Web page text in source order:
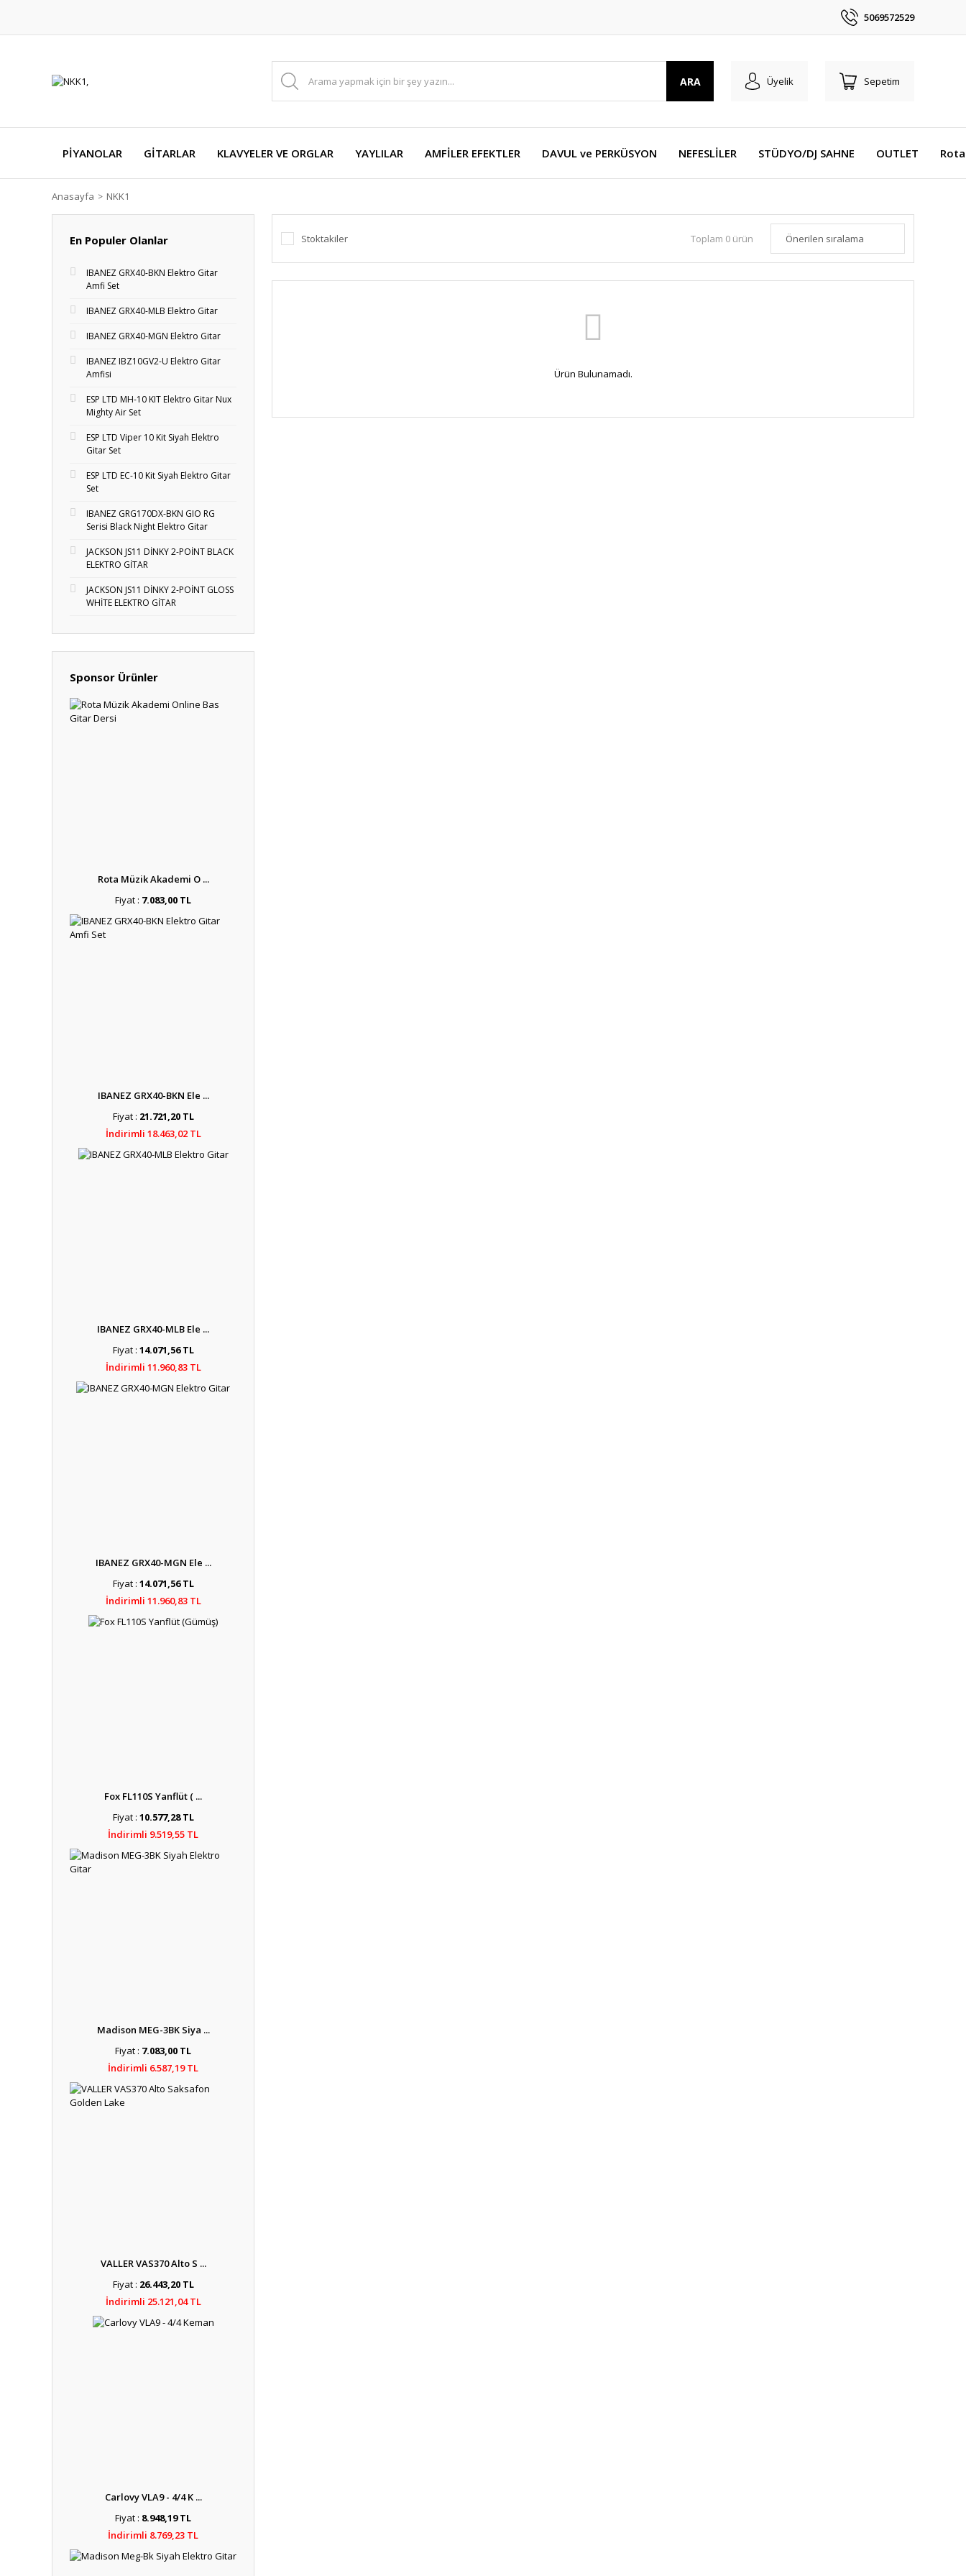
5069572529
ARA Üyelik Sepetim
PİYANOLAR GİTARLAR KLAVYELER VE ORGLAR YAYLILAR AMFİLER EFEKTLER DAVUL ve PERKÜSYON NEFESLİLER STÜDYO/DJ SAHNE OUTLET
Anasayfa NKK1
En Populer Olanlar
IBANEZ GRX40-BKN Elektro Gitar
Amfi Set
IBANEZ GRX40-MLB Elektro Gitar
IBANEZ GRX40-MGN Elektro Gitar
IBANEZ IBZ10GV2-U Elektro Gitar
Amfisi
ESP LTD MH-10 KIT Elektro Gitar Nux
Mighty Air Set
ESP LTD Viper 10 Kit Siyah Elektro
Gitar Set
ESP LTD EC-10 Kit Siyah Elektro Gitar
Set
IBANEZ GRG170DX-BKN GIO RG
Serisi Black Night Elektro Gitar
JACKSON JS11 DİNKY 2-POİNT BLACK
ELEKTRO GİTAR
JACKSON JS11 DİNKY 2-POİNT GLOSS
WHİTE ELEKTRO GİTAR
Sponsor Ürünler
Rota Müzik Akademi O ...
Fiyat : 7.083,00 TL
IBANEZ GRX40-BKN Ele ...
Fiyat : 21.721,20 TL
İndirimli 18.463,02 TL
IBANEZ GRX40-MLB Ele ...
Fiyat : 14.071,56 TL
İndirimli 11.960,83 TL
IBANEZ GRX40-MGN Ele ...
Fiyat : 14.071,56 TL
İndirimli 11.960,83 TL
Fox FL110S Yanflüt ( ...
Fiyat : 10.577,28 TL
İndirimli 9.519,55 TL
Madison MEG-3BK Siya ...
Fiyat : 7.083,00 TL
İndirimli 6.587,19 TL
VALLER VAS370 Alto S ...
Fiyat : 26.443,20 TL
İndirimli 25.121,04 TL
Carlovy VLA9 - 4/4 K ...
Fiyat : 8.948,19 TL
İndirimli 8.769,23 TL
Stoktakiler Toplam 0 ürün
Ürün Bulunamadı.